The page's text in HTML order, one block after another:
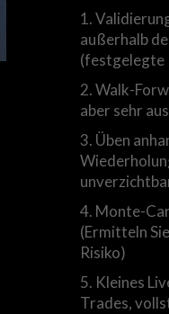
1.
außerhalb
(festgelegte
2. Walk-
aber sehr
3. Üben
4. Monte-
(Ermitteln
Risiko)
5. Kleines
Trades,